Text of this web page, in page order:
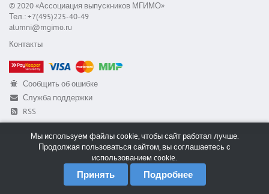
© 2020 «Ассоциация выпускников МГИМО»
Тел.: +7(495)225-40-49
alumni@mgimo.ru
Контакты
Сообщить об ошибке
Служба поддержки
RSS
Мы используем файлы cookie, чтобы сайт работал лучше.
Продолжая пользоваться сайтом, вы соглашаетесь с
использованием cookie.
Принять Подробнее